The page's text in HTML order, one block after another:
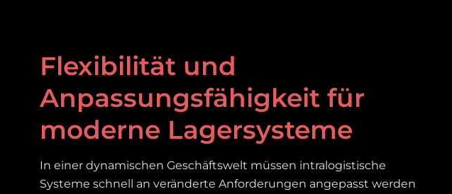
Flexibilität und
Anpassungsfähigkeit für
moderne Lagersysteme
In einer dynamischen Geschäftswelt müssen intralogistische
Systeme schnell an veränderte Anforderungen angepasst werden